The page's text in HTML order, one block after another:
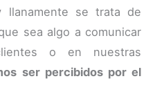
llanamente se trata de
sea algo a comunicar
o en nuestras
ser percibidos por el